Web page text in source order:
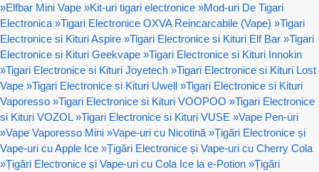
»Elfbar Mini Vape »Kit-uri tigari electronice »Mod-uri De Tigari
Electronica »Tigari Electronice OXVA Reincarcabile (Vape) »Tigari
Electronice si Kituri Aspire »Tigari Electronice si Kituri Elf Bar »Tigari
Electronice si Kituri Geekvape »Tigari Electronice si Kituri Innokin
»Tigari Electronice si Kituri Joyetech »Tigari Electronice si Kituri Lost
Vape »Tigari Electronice si Kituri Uwell »Tigari Electronice si Kituri
Vaporesso »Tigari Electronice si Kituri VOOPOO »Tigari Electronice
si Kituri VOZOL »Tigari Electronice si Kituri VUSE »Vape Pen-uri
»Vape Vaporesso Mini »Vape-uri cu Nicotină »Țigări Electronice și
Vape-uri cu Apple Ice »Țigări Electronice și Vape-uri cu Cherry Cola
»Țigări Electronice și Vape-uri cu Cola Ice la e-Potion »Țigări